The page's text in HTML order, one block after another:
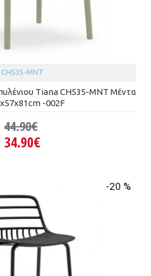
CH535-MNT
Tiana CH535-MNT Μέντα
-002F
34.90€
44.90€
-20 %